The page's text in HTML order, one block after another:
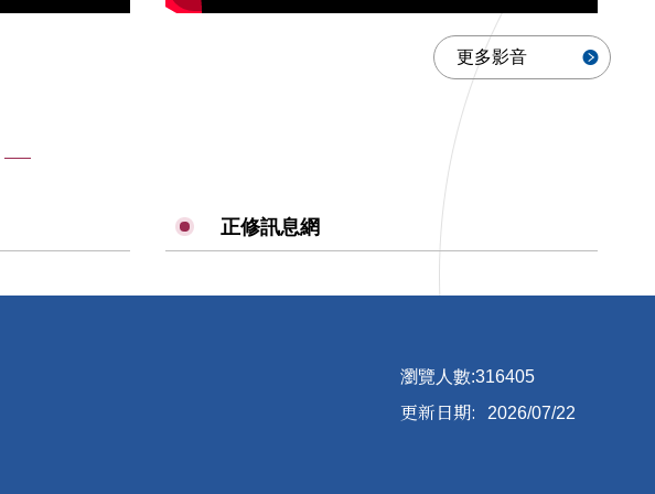
更多影音
正修訊息網
瀏覽人數:316405
更新日期: 2026/07/22